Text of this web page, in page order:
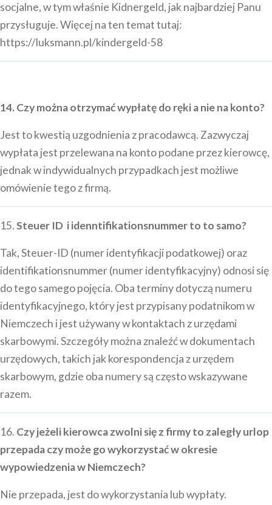
socjalne, w tym właśnie Kidnergeld, jak najbardziej Panu
przysługuje. Więcej na ten temat tutaj:
https://luksmann.pl/kindergeld-58
14. Czy można otrzymać wypłatę do ręki a nie na konto?
Jest to kwestią uzgodnienia z pracodawcą. Zazwyczaj
wypłata jest przelewana na konto podane przez kierowcę,
jednak w indywidualnych przypadkach jest możliwe
omówienie tego z firmą.
15.Steuer ID i idenntifikationsnummer to to samo?
Tak, Steuer-ID (numer identyfikacji podatkowej) oraz
identifikationsnummer (numer identyfikacyjny) odnosi się
do tego samego pojęcia. Oba terminy dotyczą numeru
identyfikacyjnego, który jest przypisany podatnikom w
Niemczech i jest używany w kontaktach z urzędami
skarbowymi. Szczegóły można znaleźć w dokumentach
urzędowych, takich jak korespondencja z urzędem
skarbowym, gdzie oba numery są często wskazywane
razem.
16. Czy jeżeli kierowca zwolni się z firmy to zaległy urlop
przepada czy może go wykorzystać w okresie
wypowiedzenia w Niemczech?
Nie przepada, jest do wykorzystania lub wypłaty.